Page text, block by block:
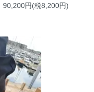
90,200円(税8,200円)